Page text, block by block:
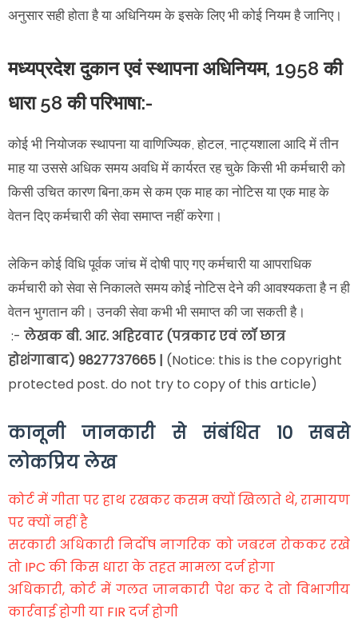
अनुसार सही होता है या अधिनियम के इसके लिए भी कोई नियम है जानिए।
मध्यप्रदेश दुकान एवं स्थापना अधिनियम, 1958 की
धारा 58 की परिभाषा:-
कोई भी नियोजक स्थापना या वाणिज्यिक, होटल, नाट्यशाला आदि में तीन
माह या उससे अधिक समय अवधि में कार्यरत रह चुके किसी भी कर्मचारी को
किसी उचित कारण बिना,कम से कम एक माह का नोटिस या एक माह के
वेतन दिए कर्मचारी की सेवा समाप्त नहीं करेगा।
लेकिन कोई विधि पूर्वक जांच में दोषी पाए गए कर्मचारी या आपराधिक
कर्मचारी को सेवा से निकालते समय कोई नोटिस देने की आवश्यकता है न ही
वेतन भुगतान की। उनकी सेवा कभी भी समाप्त की जा सकती है।
:- लेखकबी. आर. अहिरवार (पत्रकार एवं लॉ छात्र
होशंगाबाद) 9827737665 | (Notice: this is the copyright
protected post. do not try to copy of this article)
कानूनी जानकारी से संबंधित 10 सबसे
लोकप्रिय लेख
कोर्ट में गीता पर हाथ रखकर कसम क्यों खिलाते थे, रामायण
पर क्यों नहीं है
सरकारी अधिकारी निर्दोष नागरिक को जबरन रोककर रखे
तो IPC की किस धारा के तहत मामला दर्ज होगा
अधिकारी, कोर्ट में गलत जानकारी पेश कर दे तो विभागीय
कार्रवाई होगी या FIR दर्ज होगी